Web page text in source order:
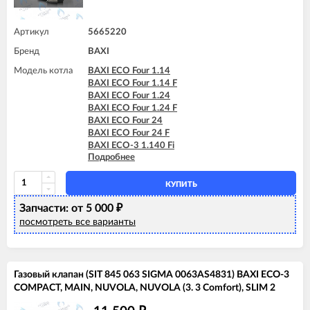
Артикул 5665220
Бренд BAXI
Модель котла
BAXI ECO Four 1.14
BAXI ECO Four 1.14 F
BAXI ECO Four 1.24
BAXI ECO Four 1.24 F
BAXI ECO Four 24
BAXI ECO Four 24 F
BAXI ECO-3 1.140 Fi
BAXI ECO-3 1.240 Fi
BAXI ECO-3 240 Fi
BAXI ECO-3 280 Fi
BAXI ECO-3 Compact 1.140 Fi
BAXI ECO-3 Compact 1.140 I
BAXI ECO-3 Compact 1.240 Fi
BAXI ECO-3 Compact 240 I
BAXI ECO-4s 1.24 F
BAXI ECO-4s 10 F
BAXI ECO-4s 18 F
Подробнее
КУПИТЬ
Запчасти: от 5 000 ₽
посмотреть все варианты
Газовый клапан (SIT 845 063 SIGMA 0063AS4831) BAXI ECO-3
COMPACT, MAIN, NUVOLA, NUVOLA (3. 3 Comfort), SLIM 2